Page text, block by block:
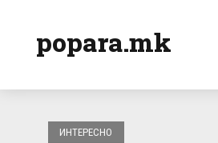
popara.mk
ИНТЕРЕСНО